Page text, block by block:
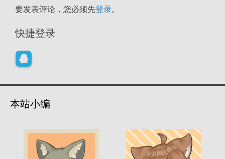
要发表评论，您必须先登录。
快捷登录
本站小编